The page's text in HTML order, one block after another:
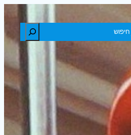
חיפוש